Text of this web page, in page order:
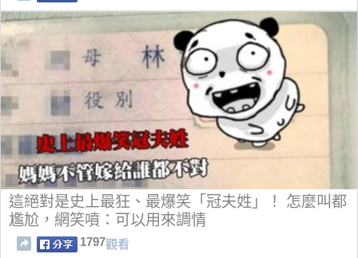
這絕對是史上最狂、最爆笑「冠夫姓」！ 怎麼叫都
尷尬，網笑噴：可以用來調情
1797觀看